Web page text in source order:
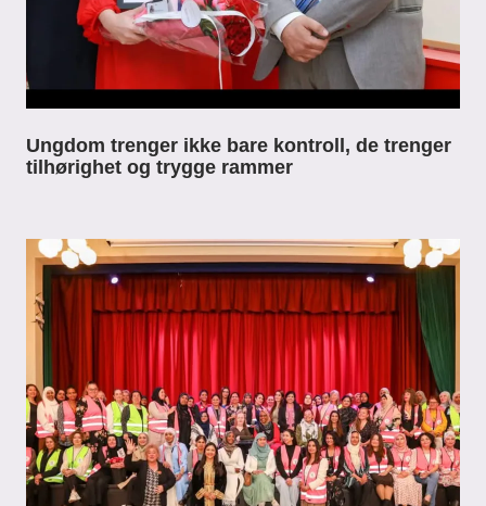
Ungdom trenger ikke bare kontroll, de trenger
tilhørighet og trygge rammer